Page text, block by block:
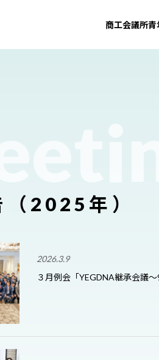
商工会議所青
（2025年）
2026.3.9
３月例会「YEGDNA継承会議